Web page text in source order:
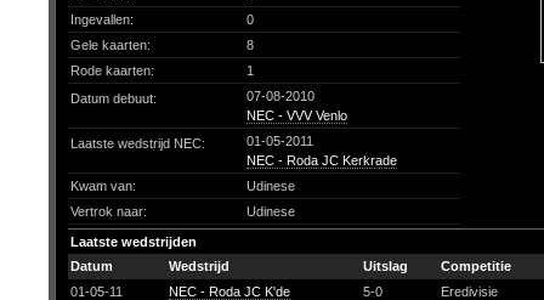
Ingevallen:
0
Gele kaarten:
8
Rode kaarten:
1
Datum debuut:
07-08-2010
NEC - VVV Venlo
Laatste wedstrijd NEC:
01-05-2011
NEC - Roda JC Kerkrade
Kwam van:
Udinese
Vertrok naar:
Udinese
Laatste wedstrijden
Datum
Wedstrijd Uitslag
Competitie
01-05-11
NEC - Roda JC K'de 5-0 Eredivisie